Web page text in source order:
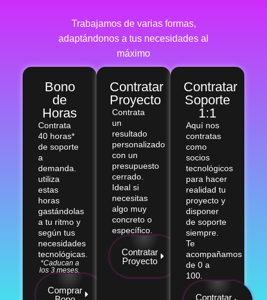
Trabajamos de varias formas,
adaptándonos a tus necesidades al
máximo
Bono
de
Horas
Contrata
40 horas*
de soporte
a
demanda.
utiliza
estas
horas
gastándolas
a tu ritmo y
según tus
necesidades
tecnológicas.
*Caducan a
los 3 meses.
Comprar
Contratar
Proyecto
Contrata
un
resultado
personalizado
con un
presupuesto
cerrado.
Ideal si
necesitas
algo muy
concreto o
específico.
Contratar
Proyecto
Contratar
Soporte
1:1
Aquí nos
contratas
como
socios
tecnológicos
para hacer
realidad tu
proyecto y
disponer
de soporte
siempre.
Te
acompañamos
de 0 a
100.
Contratar